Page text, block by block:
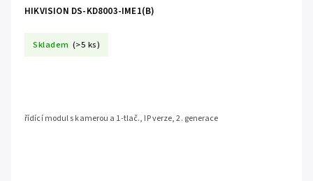
HIKVISION DS-KD8003-IME1(B)
Skladem (>5 ks)
řídící modul s kamerou a 1-tlač., IP verze, 2. generace